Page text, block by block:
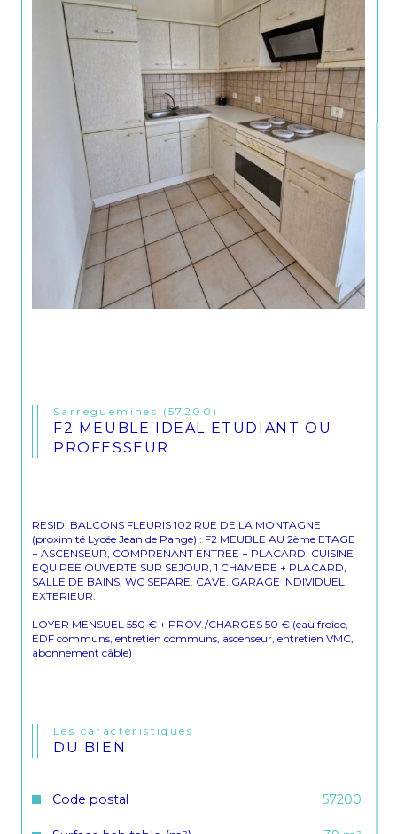
Sarreguemines (57200)
F2 MEUBLE IDEAL ETUDIANT OU
PROFESSEUR
RESID. BALCONS FLEURIS 102 RUE DE LA MONTAGNE
(proximité Lycée Jean de Pange) : F2 MEUBLE AU 2ème ETAGE
+ ASCENSEUR, COMPRENANT ENTREE + PLACARD, CUISINE
EQUIPEE OUVERTE SUR SEJOUR, 1 CHAMBRE + PLACARD,
SALLE DE BAINS, WC SEPARE. CAVE. GARAGE INDIVIDUEL
EXTERIEUR.
LOYER MENSUEL 550 € + PROV./CHARGES 50 € (eau froide,
EDF communs, entretien communs, ascenseur, entretien VMC,
abonnement câble)
Les caractéristiques
DU BIEN
Code postal 57200